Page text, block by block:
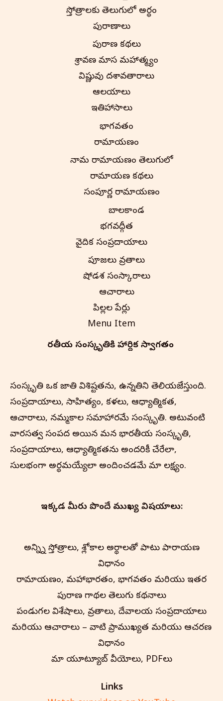
స్తోత్రాలకు తెలుగులో అర్థం
పురాణాలు
పురాణ కథలు
శ్రావణ మాస మహాత్మ్యం
విష్ణువు దశావతారాలు
ఆలయాలు
ఇతిహాసాలు
భాగవతం
రామాయణం
నామ రామాయణం తెలుగులో
రామాయణ కథలు
సంపూర్ణ రామాయణం
బాలకాండ
భగవద్గీత
వైదిక సంప్రదాయాలు
పూజలు వ్రతాలు
షోడశ సంస్కారాలు
ఆచారాలు
పిల్లల పేర్లు
Menu Item
భారతీయ సంస్కృతి‌కి హార్దిక స్వాగతం
సంస్కృతి ఒక జాతి విశిష్టతను, ఉన్నతిని తెలియజేస్తుంది.
సంప్రదాయాలు, సాహిత్యం, కళలు, ఆధ్యాత్మికత,
ఆచారాలు, నమ్మకాల సమాహారమే సంస్కృతి. అటువంటి
వారసత్వ సంపద అయిన మన భారతీయ సంస్కృతి,
సంప్రదాయాలు, ఆధ్యాత్మికతను అందరికీ చేరేలా,
సులభంగా అర్థమయ్యేలా అందించడమే మా లక్ష్యం.
ఇక్కడ మీరు పొందే ముఖ్య విషయాలు:
అన్న్ని స్తోత్రాలు, శ్లోకాల అర్థాలతో పాటు పారాయణ
విధానం
రామాయణం, మహాభారతం, భాగవతం మరియు ఇతర
పురాణ గాథల తెలుగు కథనాలు
పండుగల విశేషాలు, వ్రతాలు, దేవాలయ సంప్రదాయాలు
మరియు ఆచారాలు – వాటి ప్రాముఖ్యత మరియు ఆచరణ
విధానం
మా యూట్యూబ్ వీడియోలు, PDFలు
Links